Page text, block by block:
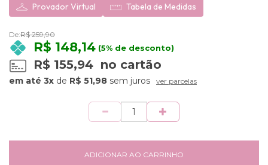
Provador Virtual Tabela de Medidas
De:R$ 259,90
R$ 148,14 (5% de desconto)
R$ 155,94 no cartão
3x de R$ 51,98 sem juros ver parcelas
ADICIONAR AO CARRINHO